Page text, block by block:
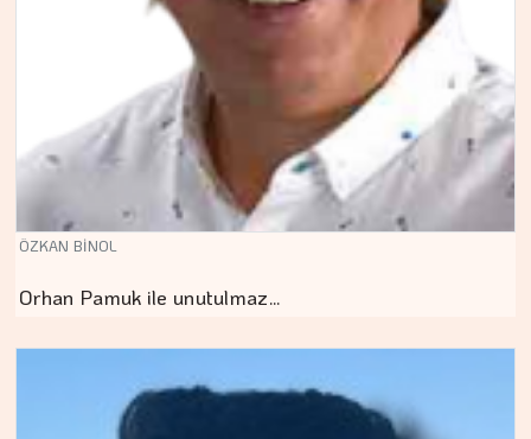
ÖZKAN BİNOL
Orhan Pamuk ile unutulmaz…